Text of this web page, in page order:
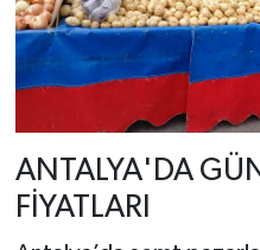
ANTALYA'DA
FİYATLARI